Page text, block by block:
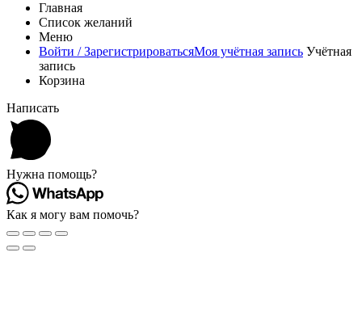
Главная
Список желаний
Меню
Войти / ЗарегистрироватьсяМоя учётная запись Учётная
запись
Корзина
Написать
Нужна помощь?
Как я могу вам помочь?